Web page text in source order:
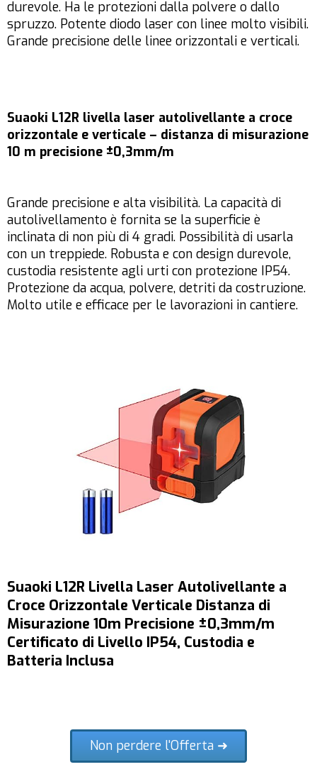
durevole. Ha le protezioni dalla polvere o dallo
spruzzo. Potente diodo laser con linee molto visibili.
Grande precisione delle linee orizzontali e verticali.
Suaoki L12R livella laser autolivellante a croce
orizzontale e verticale – distanza di misurazione
10 m precisione ±0,3mm/m
Grande precisione e alta visibilità. La capacità di
autolivellamento è fornita se la superficie è
inclinata di non più di 4 gradi. Possibilità di usarla
con un treppiede. Robusta e con design durevole,
custodia resistente agli urti con protezione IP54.
Protezione da acqua, polvere, detriti da costruzione.
Molto utile e efficace per le lavorazioni in cantiere.
Suaoki L12R Livella Laser Autolivellante a
Croce Orizzontale Verticale Distanza di
Misurazione 10m Precisione ±0,3mm/m
Certificato di Livello IP54, Custodia e
Batteria Inclusa
Non perdere l'Offerta ➜